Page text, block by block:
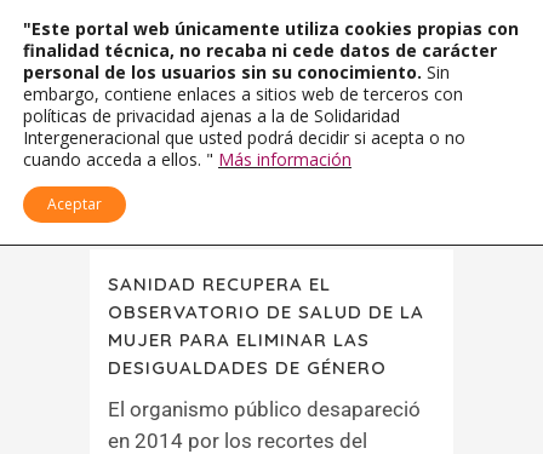
SANIDAD RECUPERA EL
OBSERVATORIO DE SALUD DE LA
MUJER PARA ELIMINAR LAS
DESIGUALDADES DE GÉNERO
El organismo público desapareció
en 2014 por los recortes del
"Este portal web únicamente utiliza cookies propias con
finalidad técnica, no recaba ni cede datos de carácter
personal de los usuarios sin su conocimiento. Sin
embargo, contiene enlaces a sitios web de terceros con
políticas de privacidad ajenas a la de Solidaridad
Intergeneracional que usted podrá decidir si acepta o no
cuando acceda a ellos. " Más información
Aceptar